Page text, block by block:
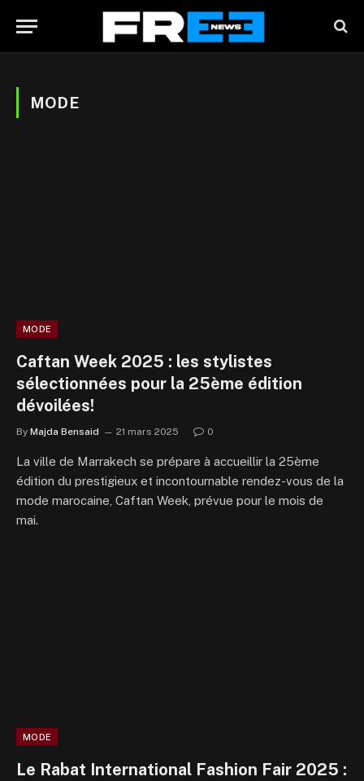
MODE
MODE
Caftan Week 2025 : les stylistes
sélectionnées pour la 25ème édition
dévoilées!
By Majda Bensaid 21 mars 2025 0
La ville de Marrakech se prépare à accueillir la 25ème
édition du prestigieux et incontournable rendez-vous de la
mode marocaine, Caftan Week, prévue pour le mois de
mai.
MODE
Le Rabat International Fashion Fair 2025 :